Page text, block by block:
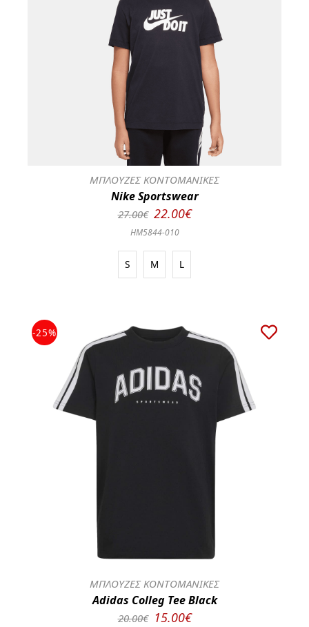
ΜΠΛΟΥΖΕΣ ΚΟΝΤΟΜΑΝΙΚΕΣ
Nike Sportswear
27.00€ 22.00€
HM5844-010
S M L
-25%
ΜΠΛΟΥΖΕΣ ΚΟΝΤΟΜΑΝΙΚΕΣ
Adidas Colleg Tee Black
20.00€ 15.00€